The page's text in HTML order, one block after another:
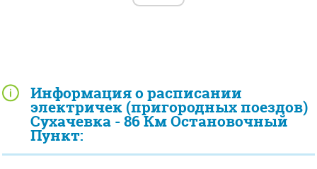
Информация о расписании
электричек (пригородных поездов)
Сухачевка - 86 Км Остановочный
Пункт: